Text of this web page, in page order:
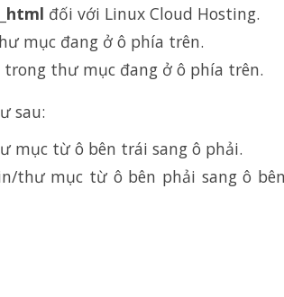
đối với Linux Cloud Hosting.
mục đang ở ô phía trên.
trong thư mục đang ở ô phía trên.
sau:
mục từ ô bên trái sang ô phải.
thư mục từ ô bên phải sang ô bên